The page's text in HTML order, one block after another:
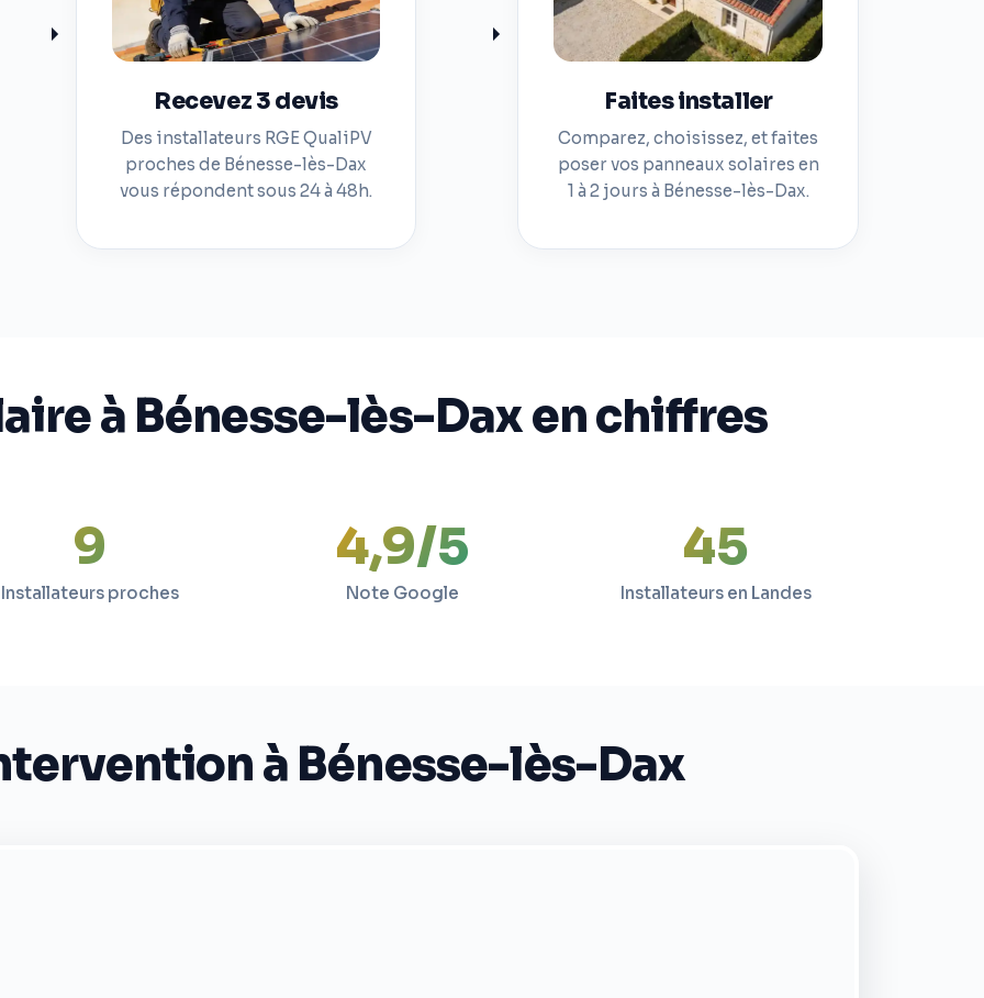
Recevez 3 devis
Des installateurs RGE QualiPV
proches de Bénesse-lès-Dax
vous répondent sous 24 à 48h.
Faites installer
Comparez, choisissez, et faites
poser vos panneaux solaires en
1 à 2 jours à Bénesse-lès-Dax.
à Bénesse-lès-Dax en chiffres
9
Installateurs proches
4,9/5
Note Google
45
Installateurs en Landes
à Bénesse-lès-Dax